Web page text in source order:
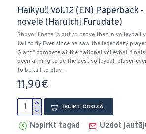
Haikyu!! Vol.12 (EN) Paperback
novele (Haruichi Furudate)
Shoyo Hinata is out to prove that in volleyball
tall to fly!Ever since he saw the legendary
Giant” compete at the national volleyball
been aiming to be the best volleyball player
to be tall to play ..
11,90€
IELIKT GROZĀ
Nopirkt tagad Uzdot